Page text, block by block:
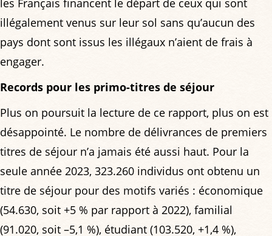
les Français financent le départ de ceux qui sont
illégalement venus sur leur sol sans qu’aucun des
pays dont sont issus les illégaux n’aient de frais à
engager.
Records pour les primo-titres de séjour
Plus on poursuit la lecture de ce rapport, plus on est
désappointé. Le nombre de délivrances de premiers
titres de séjour n’a jamais été aussi haut. Pour la
seule année 2023, 323.260 individus ont obtenu un
titre de séjour pour des motifs variés : économique
(54.630, soit +5 % par rapport à 2022), familial
(91.020, soit –5,1 %), étudiant (103.520, +1,4 %),